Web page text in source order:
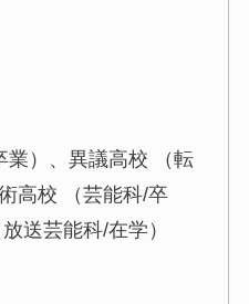
業）、異議高校 （転
高校 （芸能科/卒
送芸能科/在学）